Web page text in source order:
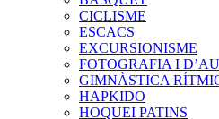
CICLISME
ESCACS
EXCURSIONISME
FOTOGRAFIA I
GIMNÀSTICA
HAPKIDO
HOQUEI PATINS